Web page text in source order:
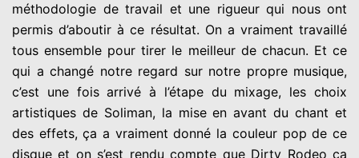
méthodologie de travail et une rigueur qui nous ont
permis d’aboutir à ce résultat. On a vraiment travaillé
tous ensemble pour tirer le meilleur de chacun. Et ce
qui a changé notre regard sur notre propre musique,
c’est une fois arrivé à l’étape du mixage, les choix
artistiques de Soliman, la mise en avant du chant et
des effets, ça a vraiment donné la couleur pop de ce
disque et on s’est rendu compte que Dirty Rodeo ça